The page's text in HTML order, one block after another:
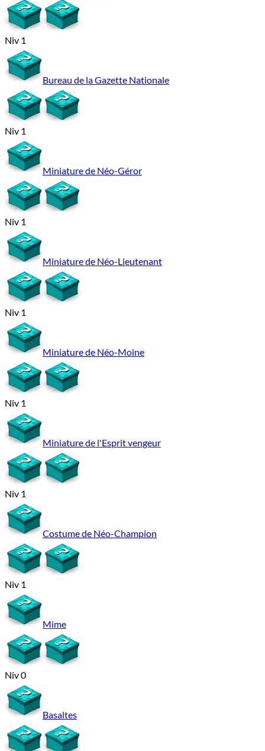
Niv 1
Bureau de la Gazette Nationale
Niv 1
Miniature de Néo-Géror
Niv 1
Miniature de Néo-Lieutenant
Niv 1
Miniature de Néo-Moine
Niv 1
Miniature de l'Esprit vengeur
Niv 1
Costume de Néo-Champion
Niv 1
Mime
Niv 0
Basaltes